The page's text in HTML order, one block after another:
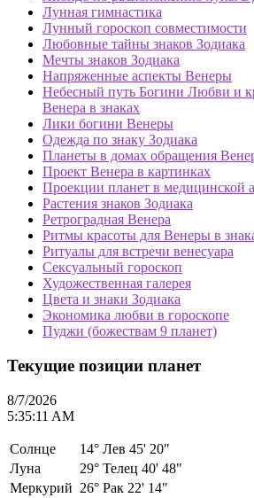
Лунная гимнастика
Лунный гороскоп совместимости
Любовные тайны знаков Зодиака
Мечты знаков Зодиака
Напряженные аспекты Венеры
Небесный путь Богини Любви и
Венера в знаках
Лики богини Венеры
Одежда по знаку Зодиака
Планеты в домах обращения
Проект Венера в картинках
Проекции планет в медицинской
Растения знаков Зодиака
Ретроградная Венера
Ритмы красоты для Венеры в
Ритуалы для встречи венесуара
Сексуальный гороскоп
Художественная галерея
Цвета и знаки Зодиака
Экономика любви в гороскопе
Пуджи (божествам 9 планет)
Текущие позиции планет
8/7/2026
5:35:11 AM
Солнце 14° Лев 45' 20"
Луна
29° Телец 40' 48"
Меркурий 26° Рак 22' 14"